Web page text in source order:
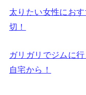
太りたい女性にお
切！
ガリガリでジムに
自宅から！